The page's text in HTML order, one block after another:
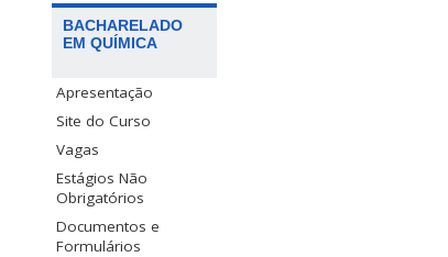
BACHARELADO
EM QUÍMICA
Apresentação
Site do Curso
Vagas
Estágios Não
Obrigatórios
Documentos e
Formulários